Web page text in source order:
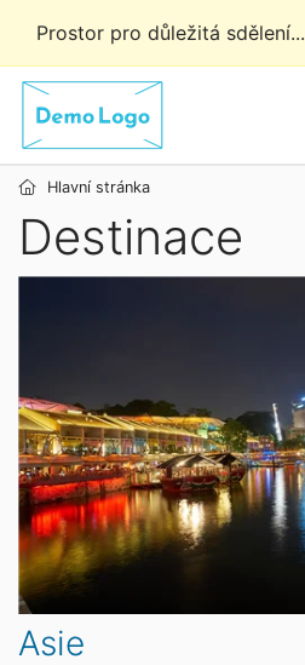
Prostor pro důležitá sdělení...
Hlavní stránka
Destinace
Asie